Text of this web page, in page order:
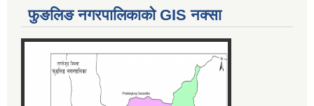
फुङलिङ नगरपालिकाको GIS नक्सा